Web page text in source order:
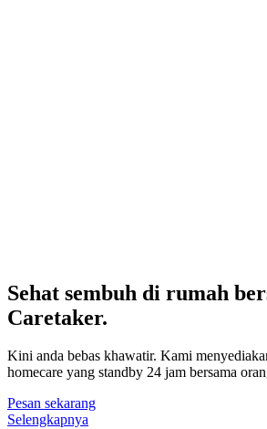
Sehat sembuh di rumah
Caretaker.
Kini anda bebas khawatir. Kami
homecare yang standby 24 jam bersama
Pesan sekarang
Selengkapnya